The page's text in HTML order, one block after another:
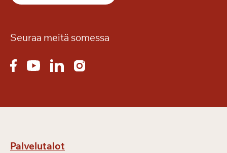
Seuraa meitä somessa
Palvelutalot